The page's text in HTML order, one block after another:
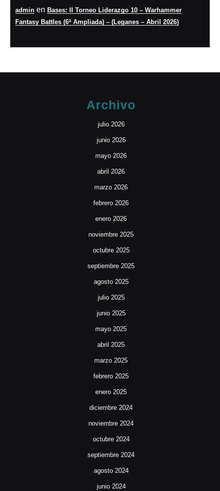
admin en Bases: II Torneo Liderazgo 10 – Warhammer
Fantasy Battles (6ª Ampliada) – (Leganes – Abril 2026)
Archivo
julio 2026
junio 2026
mayo 2026
abril 2026
marzo 2026
febrero 2026
enero 2026
noviembre 2025
octubre 2025
septiembre 2025
agosto 2025
julio 2025
junio 2025
mayo 2025
abril 2025
marzo 2025
febrero 2025
enero 2025
diciembre 2024
noviembre 2024
octubre 2024
septiembre 2024
agosto 2024
junio 2024